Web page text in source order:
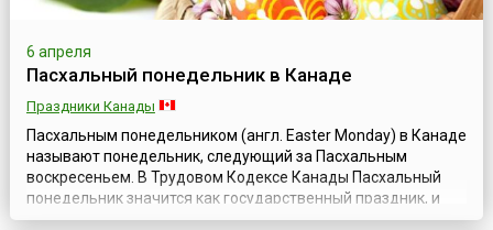
6 апреля
Пасхальный понедельник в Канаде
Праздники Канады
Пасхальным понедельником (англ. Easter Monday) в Канаде
называют понедельник, следующий за Пасхальным
воскресеньем. В Трудовом Кодексе Канады Пасхальный
понедельник значится как государственный праздник, и
почти повсеместно в стране (за исключением провинции